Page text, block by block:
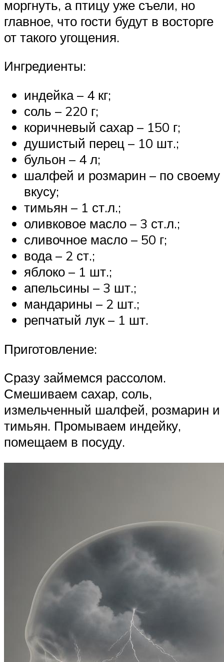
моргнуть, а птицу уже съели, но
главное, что гости будут в восторге
от такого угощения.
Ингредиенты:
индейка – 4 кг;
соль – 220 г;
коричневый сахар – 150 г;
душистый перец – 10 шт.;
бульон – 4 л;
шалфей и розмарин – по своему
вкусу;
тимьян – 1 ст.л.;
оливковое масло – 3 ст.л.;
сливочное масло – 50 г;
вода – 2 ст.;
яблоко – 1 шт.;
апельсины – 3 шт.;
мандарины – 2 шт.;
репчатый лук – 1 шт.
Приготовление:
Сразу займемся рассолом.
Смешиваем сахар, соль,
измельченный шалфей, розмарин и
тимьян. Промываем индейку,
помещаем в посуду.